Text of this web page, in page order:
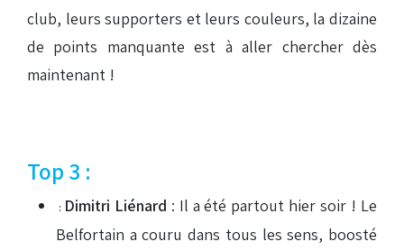
club, leurs supporters et leurs couleurs, la dizaine
de points manquante est à aller chercher dès
maintenant !
Top 3 :
: Dimitri Liénard : Il a été partout hier soir ! Le
Belfortain a couru dans tous les sens, boosté